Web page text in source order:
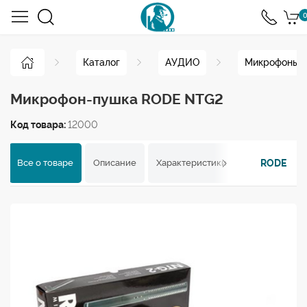
0
Каталог АУДИО Микрофоны
Микрофон-пушка RODE NTG2
Код товара:12000
Все о товаре Описание Характеристики Отзывы
RODE